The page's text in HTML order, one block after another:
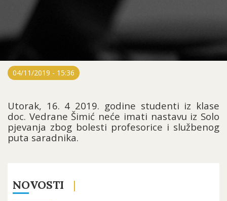
04/11/2019 - 15:36
Utorak, 16. 4 2019. godine studenti iz klase
doc. Vedrane Šimić neće imati nastavu iz Solo
pjevanja zbog bolesti profesorice i službenog
puta saradnika.
NOVOSTI